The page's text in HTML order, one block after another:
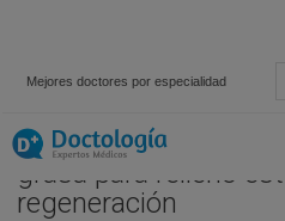
Mejores doctores por especialidad
La Liposucción y la
grasa para relleno
regeneración